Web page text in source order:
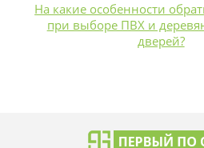
На какие особенности
при выборе ПВХ и
дверей?